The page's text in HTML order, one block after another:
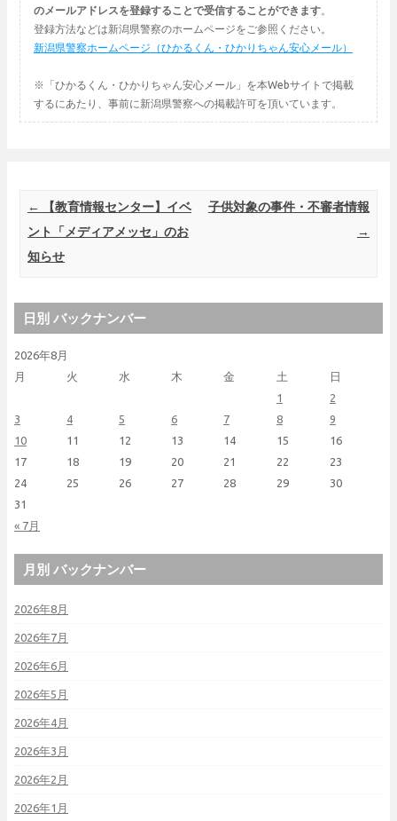
のメールアドレスを登録することで受信することができます。
登録方法などは新潟県警察のホームページをご参照ください。
新潟県警察ホームページ（ひかるくん・ひかりちゃん安心メール）
※「ひかるくん・ひかりちゃん安心メール」を本Webサイトで掲載
するにあたり、事前に新潟県警察への掲載許可を頂いています。
Post navigation
←
【教育情報センター】イベ
ント「メディアメッセ」のお
知らせ
子供対象の事件・不審者情報
→
日別 バックナンバー
2026年8月
月
火 水 木 金 土 日
« 7月
1
2
3
4 5 6 7 8
9
10
11 12 13 14 15
16
17
18 19 20 21 22
23
24
25 26 27 28 29
30
31
月別 バックナンバー
2026年8月
2026年7月
2026年6月
2026年5月
2026年4月
2026年3月
2026年2月
2026年1月